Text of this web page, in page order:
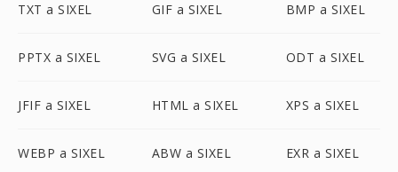
TXT a SIXEL GIF a SIXEL BMP a SIXEL
PPTX a SIXEL SVG a SIXEL ODT a SIXEL
JFIF a SIXEL HTML a SIXEL XPS a SIXEL
WEBP a SIXEL ABW a SIXEL EXR a SIXEL